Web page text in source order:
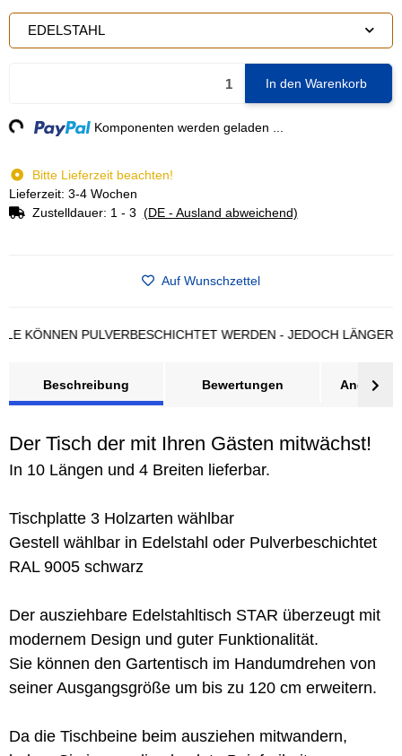
EDELSTAHL
In den Warenkorb
Komponenten werden geladen ...
Bitte Lieferzeit beachten!
Lieferzeit: 3-4 Wochen
Zustelldauer: 1 - 3 (DE - Ausland abweichend)
Auf Wunschzettel
PULVERBESCHICHTET WERDEN - JEDOCH LÄNGERE
Beschreibung Bewertungen Angebot
Der Tisch der mit Ihren Gästen mitwächst!
In 10 Längen und 4 Breiten lieferbar.
Tischplatte 3 Holzarten wählbar
Gestell wählbar in Edelstahl oder Pulverbeschichtet
RAL 9005 schwarz
Der ausziehbare Edelstahltisch STAR überzeugt mit
modernem Design und guter Funktionalität.
Sie können den Gartentisch im Handumdrehen von
seiner Ausgangsgröße um bis zu 120 cm erweitern.
Da die Tischbeine beim ausziehen mitwandern,